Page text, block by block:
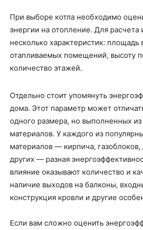
При выборе котла необходимо
энергии на отопление. Для расчета
несколько характеристик: площадь
отапливаемых помещений, высоту
количество этажей.
Отдельно стоит упомянуть
дома. Этот параметр может
одного размера, но выполненных из
материалов. У каждого из
материалов — кирпича,
других — разная
влияние оказывают количество и
наличие выходов на балконы,
конструкция кровли и другие
Если вам сложно оценить